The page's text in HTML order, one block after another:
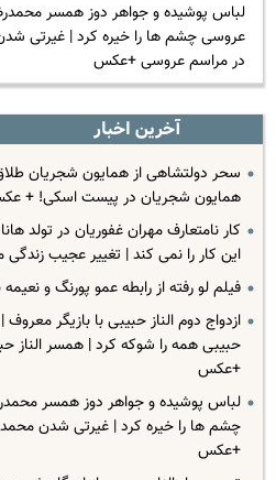
لباس پوشیده و جواهر دوز همسر
عروسی چشم ها را خیره کرد | غیرتی
در مراسم عروسی +عکس
آخرین اخبار
سحر دولتشاهی از همایون شجریان
همایون شجریان در پیست اسکی! +
کار نامتعارف مهران غفوریان در تولد
این کار را نمی کند | تغییر عجیب
فیلم لو رفته از رابطه عمو پورنگ و
ازدواج دوم الناز حبیبی با بازیگر
حبیبی همه را شوکه کرد | همسر الناز
+عکس
لباس پوشیده و جواهر دوز همسر
چشم ها را خیره کرد | غیرتی شدن
+عکس